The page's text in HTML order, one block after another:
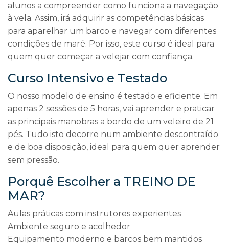
alunos a compreender como funciona a navegação
à vela. Assim, irá adquirir as competências básicas
para aparelhar um barco e navegar com diferentes
condições de maré. Por isso, este curso é ideal para
quem quer começar a velejar com confiança.
Curso Intensivo e Testado
O nosso modelo de ensino é testado e eficiente. Em
apenas 2 sessões de 5 horas, vai aprender e praticar
as principais manobras a bordo de um veleiro de 21
pés. Tudo isto decorre num ambiente descontraído
e de boa disposição, ideal para quem quer aprender
sem pressão.
Porquê Escolher a TREINO DE
MAR?
Aulas práticas com instrutores experientes
Ambiente seguro e acolhedor
Equipamento moderno e barcos bem mantidos